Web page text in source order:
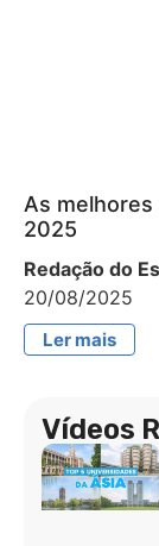
As
2025
Redação do
20/08/2025
Ler mais
Vídeos